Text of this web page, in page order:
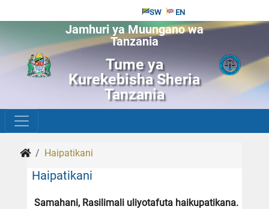
SW EN
Jamhuri ya Muungano wa
Tanzania
Tume ya
Kurekebisha Sheria
Tanzania
Haipatikani
Haipatikani
Samahani, Rasilimali uliyotafuta haikupatikana.